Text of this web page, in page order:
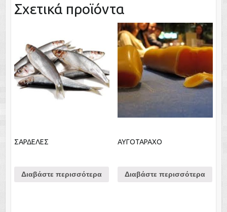
Σχετικά προϊόντα
ΣΑΡΔΕΛΕΣ
Διαβάστε περισσότερα
ΑΥΓΟΤΑΡΑΧΟ
Διαβάστε περισσότερα